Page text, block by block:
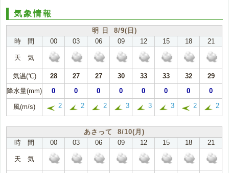
気象情報
明 日 8/9(日)
時 間
00 03 06 09 12 15 18 21
天 気
気温(℃) 28 27 27 30 33 33 32
29
降水量(mm)
0 0 0 0 0 0 0 0
風(m/s) 2 2 2 3 3 3 2 2
あさって 8/10(月)
時 間
00 03 06 09 12 15 18 21
天 気